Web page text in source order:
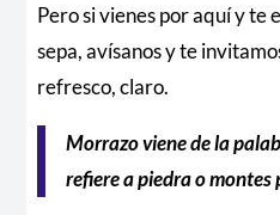
Pero si vienes por aquí y te
sepa, avísanos y te
refresco, claro.
Morrazo viene de la
refiere a piedra o montes